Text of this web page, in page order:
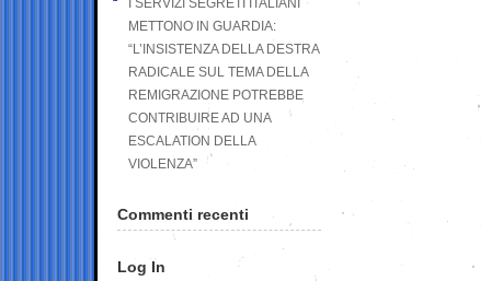
I SERVIZI SEGRETI ITALIANI
METTONO IN GUARDIA:
“L’INSISTENZA DELLA DESTRA
RADICALE SUL TEMA DELLA
REMIGRAZIONE POTREBBE
CONTRIBUIRE AD UNA
ESCALATION DELLA
VIOLENZA”
Commenti recenti
Log In